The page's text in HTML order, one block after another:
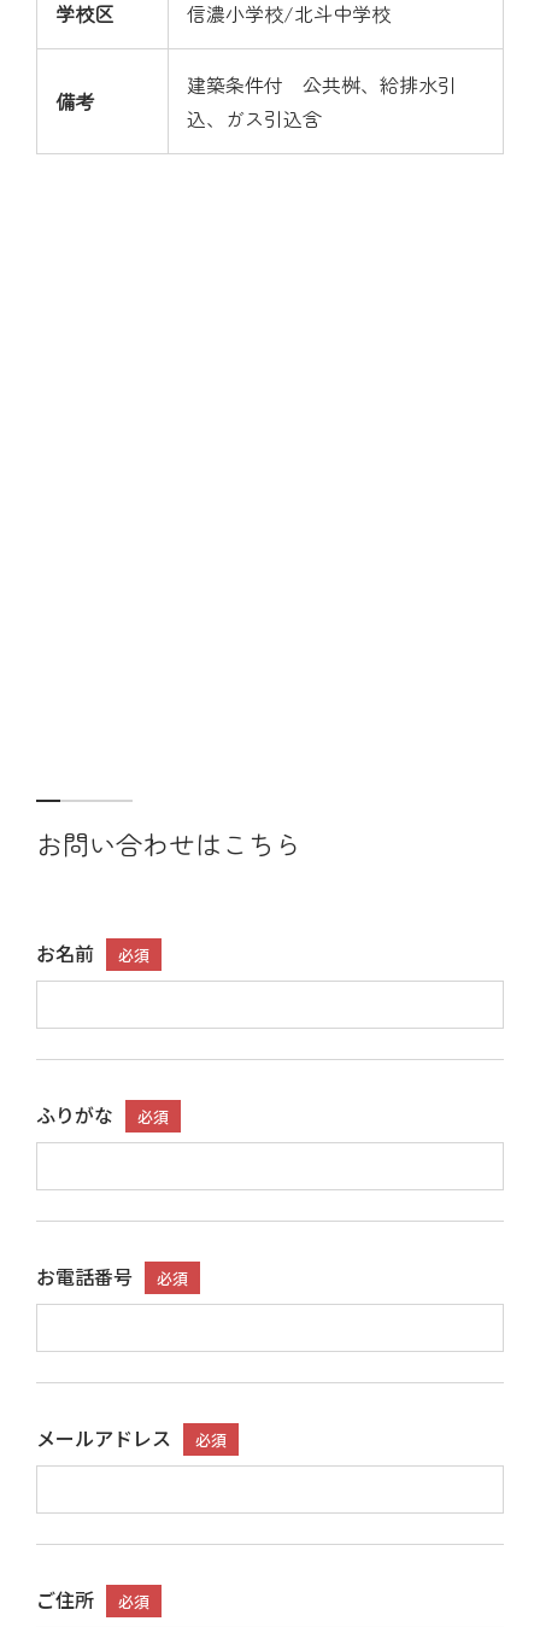
学校区 信濃小学校/北斗中学校
備考
建築条件付 公共桝、給排水引
込、ガス引込含
お問い合わせはこちら
お名前 必須
ふりがな 必須
お電話番号 必須
メールアドレス 必須
ご住所 必須